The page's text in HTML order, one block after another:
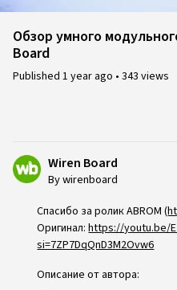
Обзор умного
Board
Published 1 year ago • 343 views
Wiren Board
By wirenboard
Спасибо за ролик ABROM (
Оригинал:https://youtu.be/
si=7ZP7DqQnD3M2Ovw6
Описание от автора: